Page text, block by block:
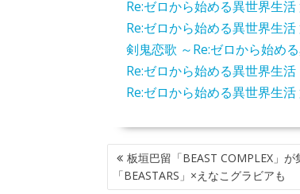
Re:ゼロから始める異世界生
Re:ゼロから始める異世界生
剣鬼恋歌 ～Re:ゼロから始め
Re:ゼロから始める異世界
Re:ゼロから始める異世界生
投
稿
ナ
板垣巴留「BEAST COMPLEX」が
「BEASTARS」×えなこグラビアも